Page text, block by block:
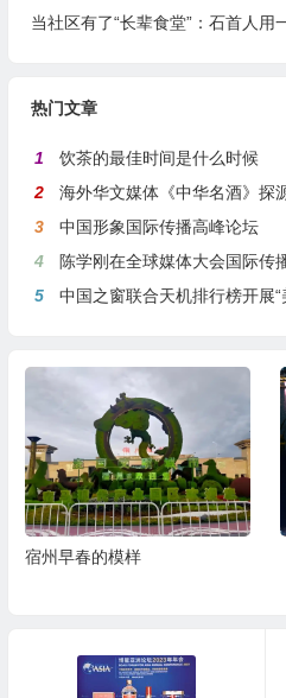
当社区有了“长辈食堂”：石首人用
热门文章
1
饮茶的最佳时间是什么时候
2
海外华文媒体《中华名酒》探
3
中国形象国际传播高峰论坛
4
陈学刚在全球媒体大会国际传
5
中国之窗联合天机排行榜开展“美丽中
宿州早春的模样